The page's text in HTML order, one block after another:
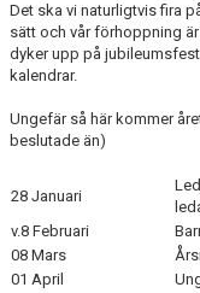
Det ska vi naturligtvis fira
sätt och vår förhoppning
dyker upp på
kalendrar.
Ungefär så här kommer
beslutade än)
28 Januari
v.8 Februari
08 Mars
01 April